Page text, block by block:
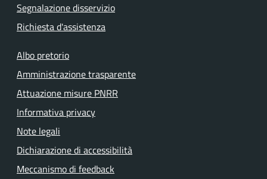
Segnalazione disservizio
Richiesta d'assistenza
Albo pretorio
Amministrazione trasparente
Attuazione misure PNRR
Informativa privacy
Note legali
Dichiarazione di accessibilità
Meccanismo di feedback